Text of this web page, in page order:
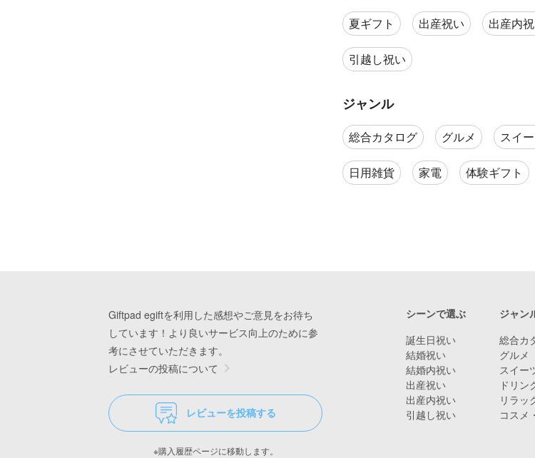
夏ギフト 出産祝い 出産内
引越し祝い
ジャンル
総合カタログ グルメ スイ
日用雑貨 家電 体験ギフト
Giftpad egiftを利用した感想やご意見をお待ち
しています！より良いサービス向上のために参
考にさせていただきます。
レビューの投稿について
レビューを投稿する
※購入履歴ページに移動します。
シーンで選ぶ
誕生日祝い
結婚祝い
結婚内祝い
出産祝い
出産内祝い
引越し祝い
ジャン
総合カ
グルメ
スイー
ドリン
リラッ
コスメ